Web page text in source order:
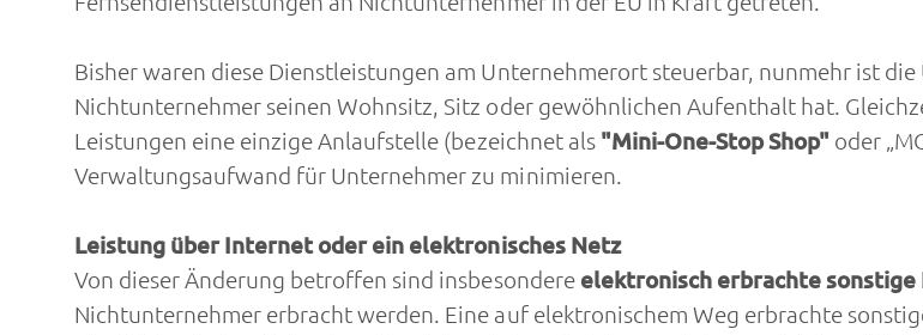
Bisher waren diese Dienstleistungen am Unternehmerort steuerbar, nunmehr ist
Nichtunternehmer seinen Wohnsitz, Sitz oder gewöhnlichen Aufenthalt hat.
Leistungen eine einzige Anlaufstelle (bezeichnet als "Mini-One-Stop Shop" oder
Verwaltungsaufwand für Unternehmer zu minimieren.
Leistung über Internet oder ein elektronisches Netz
Von dieser Änderung betroffen sind insbesondere elektronisch erbrachte sonstige
Nichtunternehmer erbracht werden. Eine auf elektronischem Weg erbrachte